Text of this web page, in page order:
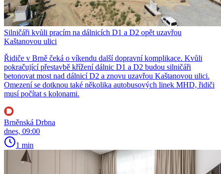
Silničáři kvůli pracím na dálnicích D1 a D2 opět uzavřou
Kaštanovou ulici
Řidiče v Brně čeká o víkendu další dopravní komplikace. Kvůli
pokračující přestavbě křížení dálnic D1 a D2 budou silničáři
betonovat most nad dálnicí D2 a znovu uzavřou Kaštanovou ulici.
Omezení se dotknou také několika autobusových linek MHD, řidiči
musí počítat s kolonami.
Brněnská Drbna
dnes, 09:00
1 min